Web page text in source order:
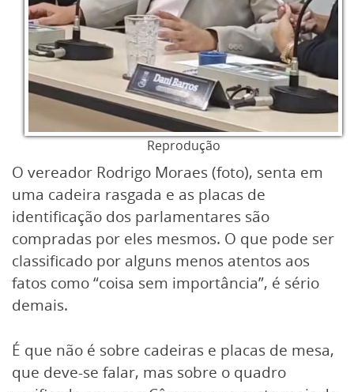
Reprodução
O vereador Rodrigo Moraes (foto), senta em
uma cadeira rasgada e as placas de
identificação dos parlamentares são
compradas por eles mesmos. O que pode ser
classificado por alguns menos atentos aos
fatos como “coisa sem importância”, é sério
demais.
É que não é sobre cadeiras e placas de mesa,
que deve-se falar, mas sobre o quadro